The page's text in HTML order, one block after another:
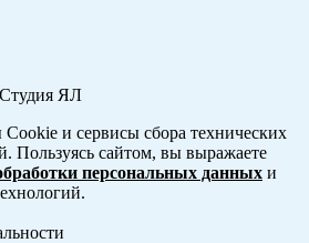
Студия ЯЛ
и сервисы сбора технических
Пользуясь сайтом, вы выражаете
персональных данных и